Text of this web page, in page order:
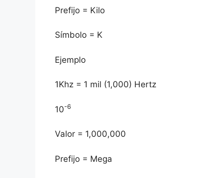
Prefijo = Kilo
Símbolo = K
Ejemplo
1Khz = 1 mil (1,000) Hertz
10-6
Valor = 1,000,000
Prefijo = Mega